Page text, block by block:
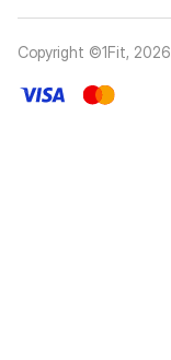
Copyright ©1Fit, 2026